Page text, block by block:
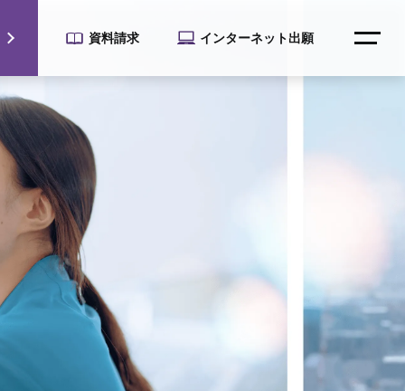
資料請求 インターネット出願